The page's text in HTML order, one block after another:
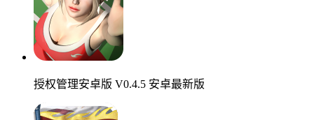
授权管理安卓版 V0.4.5 安卓最新版